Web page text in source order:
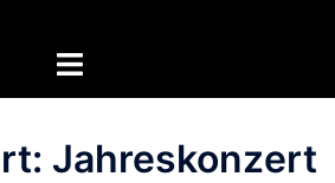
Menü
Jahreskonzert